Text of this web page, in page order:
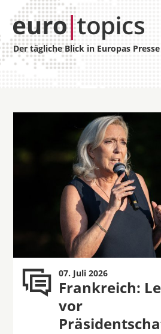
Der tägliche Blick in Europas Presse
07. Juli 2026
Frankreich:
vor